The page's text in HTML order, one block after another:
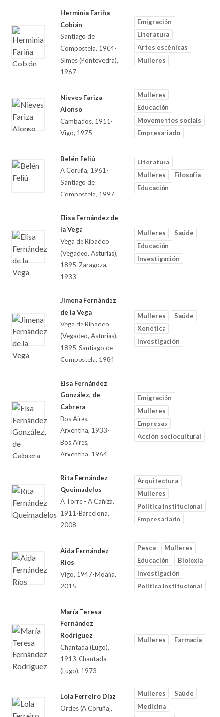
Herminia Fariña
Cobián
Santiago de
Compostela, 1904-
Simes (Pontevedra),
1967
Emigración
Literatura
Artes escénicas
Mulleres
Nieves Fariza
Alonso
Cambados, 1911-
Vigo, 1975
Mulleres
Educación
Movementos sociais
Empresariado
Belén Feliú
A Coruña, 1961-
Santiago de
Compostela, 1997
Literatura
Mulleres
Filosofía
Educación
Elisa Fernández de
la Vega
Vega de Ribadeo
(Vegadeo, Asturias),
1895-Zaragoza,
1933
Mulleres
Saúde
Educación
Investigación
Jimena Fernández
de la Vega
Vega de Ribadeo
(Vegadeo, Asturias),
1895-Santiago de
Compostela, 1984
Mulleres
Saúde
Xenética
Investigación
Elsa Fernández
González, de
Cabrera
Bos Aires,
Arxentina, 1933-
Bos Aires,
Arxentina, 1964
Emigración
Mulleres
Empresas
Acción sociocultural
Rita Fernández
Queimadelos
A Torre - A Cañiza,
1911-Barcelona,
2008
Arquitectura
Mulleres
Política institucional
Empresariado
Aida Fernández
Ríos
Vigo, 1947-Moaña,
2015
Pesca
Mulleres
Educación
Bioloxía
Investigación
Política institucional
María Teresa
Fernández
Rodríguez
Chantada (Lugo),
1913-Chantada
(Lugo), 1973
Mulleres Farmacia
Lola Ferreiro Díaz
Ordes (A Coruña),
Mulleres
Saúde
Medicina